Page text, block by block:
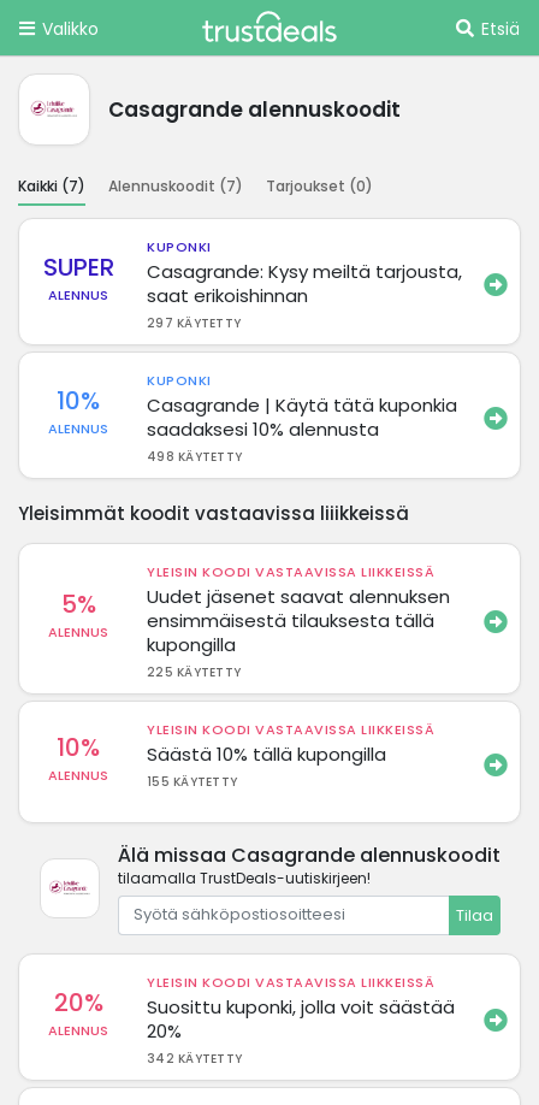
Valikko Etsiä
Casagrande alennuskoodit
Kaikki (7) Alennuskoodit (7) Tarjoukset (0)
SUPER
ALENNUS
KUPONKI
Casagrande: Kysy meiltä tarjousta,
saat erikoishinnan
297 KÄYTETTY
10%
ALENNUS
KUPONKI
Casagrande | Käytä tätä kuponkia
saadaksesi 10% alennusta
498 KÄYTETTY
Yleisimmät koodit vastaavissa liiikkeissä
5%
ALENNUS
YLEISIN KOODI VASTAAVISSA LIIKKEISSÄ
Uudet jäsenet saavat alennuksen
ensimmäisestä tilauksesta tällä
kupongilla
225 KÄYTETTY
10%
ALENNUS
YLEISIN KOODI VASTAAVISSA LIIKKEISSÄ
Säästä 10% tällä kupongilla
155 KÄYTETTY
Älä missaa Casagrande alennuskoodit
tilaamalla TrustDeals-uutiskirjeen!
Tilaa
20%
ALENNUS
YLEISIN KOODI VASTAAVISSA LIIKKEISSÄ
Suosittu kuponki, jolla voit säästää
20%
342 KÄYTETTY